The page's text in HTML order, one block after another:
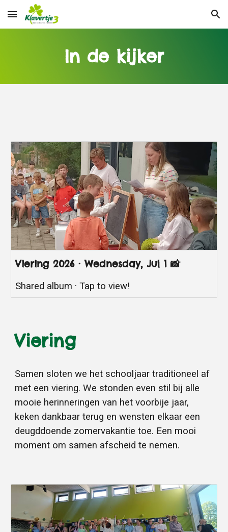
Skip to main content Skip to navigation
In de kijker
Viering 2026 · Wednesday, Jul 1 📸
Shared album · Tap to view!
Viering
Samen sloten we het schooljaar traditioneel af
met een viering. We stonden even stil bij alle
mooie herinneringen van het voorbije jaar,
keken dankbaar terug en wensten elkaar een
deugddoende zomervakantie toe. Een mooi
moment om samen afscheid te nemen.